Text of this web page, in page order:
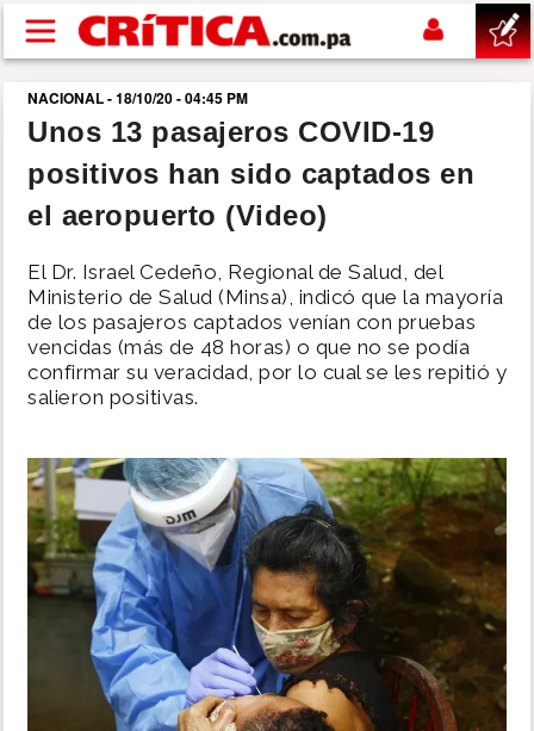
Pasar al contenido principal
buscar
SUCESOS
POLÍTICA
SHOW
MUNDO
INSÓLITAS
MULTIMEDIA
NACIONAL - 18/10/20 - 04:45 PM
Unos 13 pasajeros COVID-19
positivos han sido captados en
el aeropuerto (Video)
El Dr. Israel Cedeño, Regional de Salud, del
Ministerio de Salud (Minsa), indicó que la mayoría
de los pasajeros captados venían con pruebas
vencidas (más de 48 horas) o que no se podía
confirmar su veracidad, por lo cual se les repitió y
salieron positivas.